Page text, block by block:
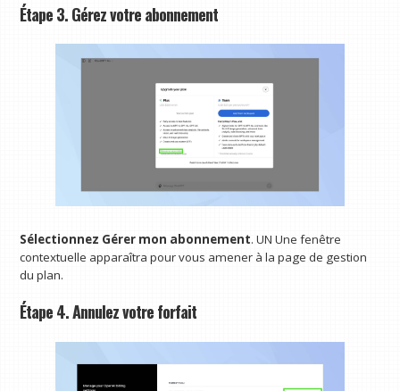
Étape 3. Gérez votre abonnement
Sélectionnez Gérer mon abonnement. UN Une fenêtre
contextuelle apparaîtra pour vous amener à la page de gestion
du plan.
Étape 4. Annulez votre forfait